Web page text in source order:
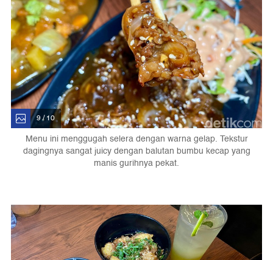
9 / 10
Menu ini menggugah selera dengan warna gelap. Tekstur
dagingnya sangat juicy dengan balutan bumbu kecap yang
manis gurihnya pekat.